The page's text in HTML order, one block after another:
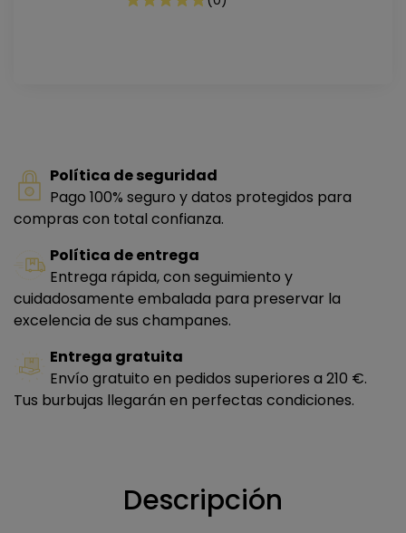
Política de seguridad
Pago 100% seguro y datos protegidos para
compras con total confianza.
Política de entrega
Entrega rápida, con seguimiento y
cuidadosamente embalada para preservar la
excelencia de sus champanes.
Entrega gratuita
Envío gratuito en pedidos superiores a 210 €.
Tus burbujas llegarán en perfectas condiciones.
Descripción